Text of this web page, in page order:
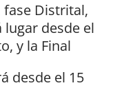
fase Distrital,
lugar desde el
y la Final
desde el 15